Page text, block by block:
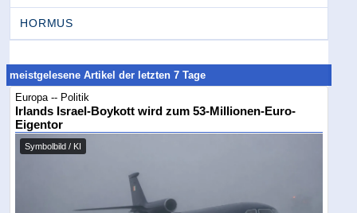
HORMUS
meistgelesene Artikel der letzten 7 Tage
Europa -- Politik
Irlands Israel-Boykott wird zum 53-Millionen-Euro-
Eigentor
Symbolbild / KI